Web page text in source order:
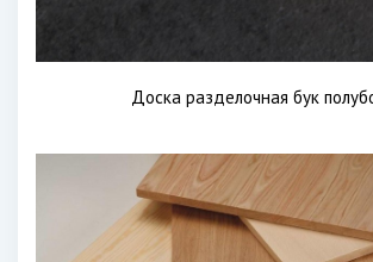
Доска разделочная бук